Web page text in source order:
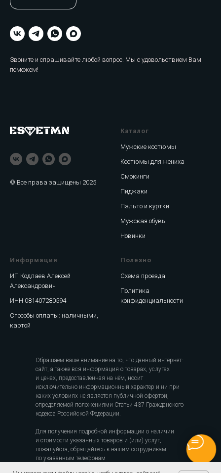
Звоните и спрашивайте любой вопрос. Мы с удовольствием Вам
поможем!
© Все права защищены 2025
Каталог
Мужские костюмы
Костюмы для жениха
Смокинги
Пиджаки
Пальто и куртки
Мужская обувь
Новинки
Информация
ИП Кодлаев Алексей
Александрович
ИНН 081407280594
Способы оплаты: наличными,
картой
Полезно
Схема проезда
Политика
конфиденциальности
Обращаем ваше внимание на то, что данный интернет-
сайт, а также вся информация о товарах, услугах
и ценах, предоставленная на нём, носит
исключительно информационный характер и ни при
каких условиях не является публичной офертой,
определяемой положениями Статьи 437 Гражданского
кодекса Российской Федерации.
Для получения подробной информации о наличии
и стоимости указанных товаров и (или) услуг,
пожалуйста, обращайтесь к нашим сотрудникам
по указанным телефонам